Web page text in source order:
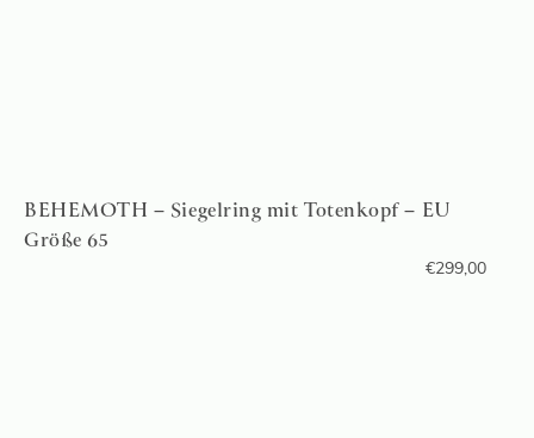
BEHEMOTH – Siegelring mit Totenkopf – EU
Größe 65
€299,00